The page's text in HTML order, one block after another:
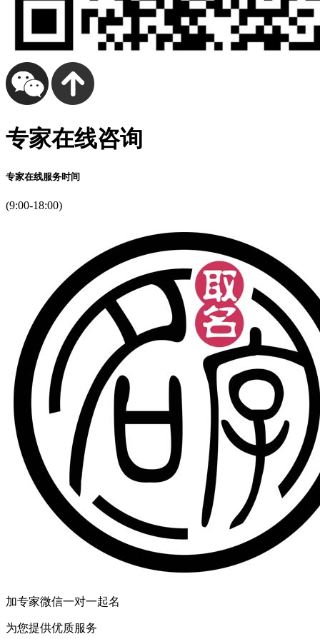
专家在线咨询
专家在线服务时间
(9:00-18:00)
加专家微信一对一起名
为您提供优质服务